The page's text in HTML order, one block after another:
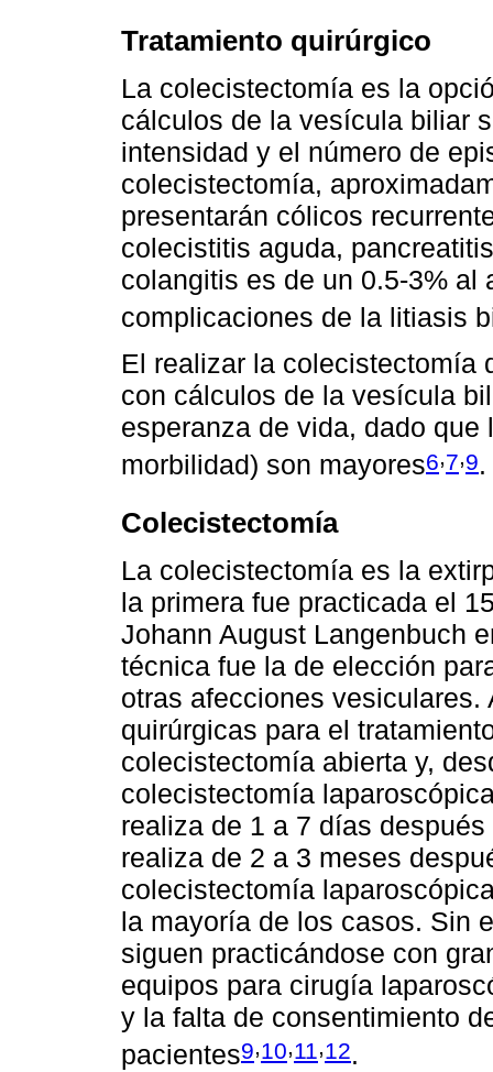
Tratamiento quirúrgico
La colecistectomía es la
cálculos de la vesícula biliar
intensidad y el número de
colecistectomía,
presentarán cólicos
colecistitis aguda,
colangitis es de un 0.5-3%
complicaciones de la litiasis
El realizar la colecistectomía
con cálculos de la vesícula
esperanza de vida, dado
morbilidad) son mayores6,7,9.
Colecistectomía
La colecistectomía es la
la primera fue practicada el
Johann August Langenbuch
técnica fue la de elección
otras afecciones
quirúrgicas para el
colecistectomía abierta y,
colecistectomía
realiza de 1 a 7 días
realiza de 2 a 3 meses
colecistectomía
la mayoría de los casos. Sin
siguen practicándose con
equipos para cirugía
y la falta de consentimiento
pacientes9,10,11,12.